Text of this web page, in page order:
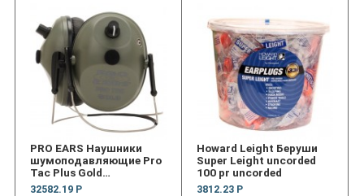
PRO EARS Наушники
шумоподавляющие Pro
Tac Plus Gold
Green,Behind Head,Lithi
32582.19 Р
Howard Leight Беруши
Super Leight uncorded
100 pr uncorded
3812.23 Р